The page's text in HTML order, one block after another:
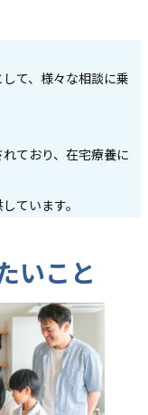
て、様々な相談に乗
ており、在宅療養に
います。
いこと